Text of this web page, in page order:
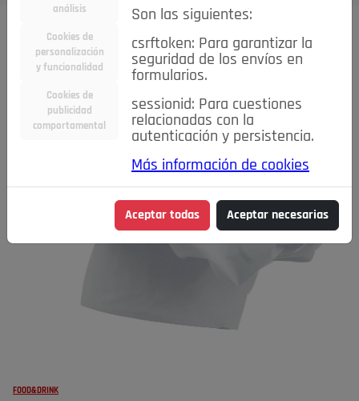
FOOD&DRINK
análisis
Cookies de
personalización
y funcionalidad
Cookies de
publicidad
comportamental
Son las siguientes:
csrftoken: Para garantizar la
seguridad de los envíos en
formularios.
sessionid: Para cuestiones
relacionadas con la
autenticación y persistencia.
Más información de cookies
Aceptar todas Aceptar necesarias